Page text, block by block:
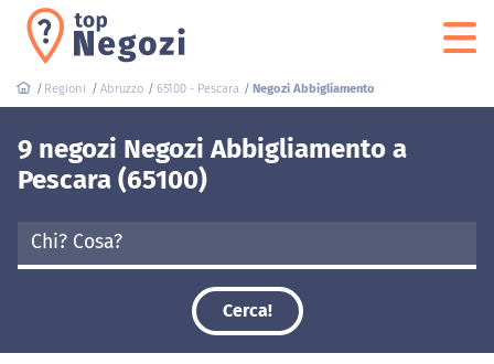
Regioni Abruzzo 65100 - Pescara Negozi Abbigliamento
9 negozi Negozi Abbigliamento a
Pescara (65100)
Cerca!